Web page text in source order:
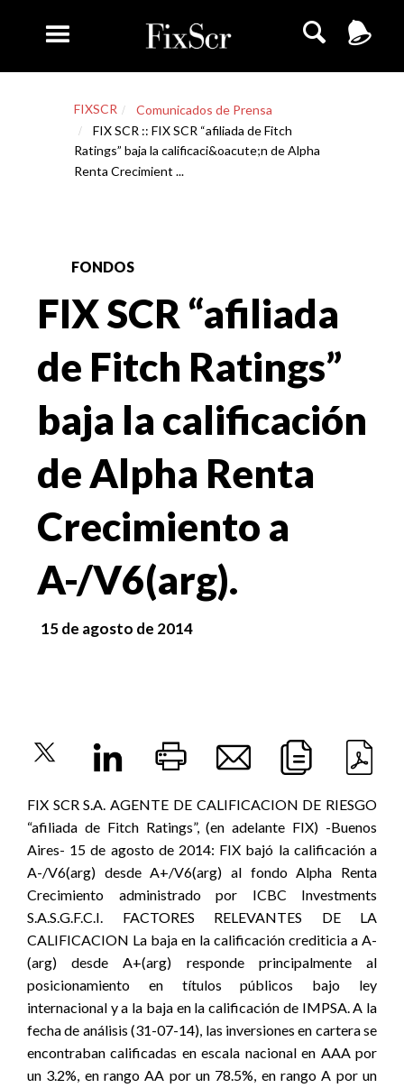
FIXSCR
Comunicados de Prensa
FIX SCR :: FIX SCR “afiliada de Fitch
Ratings” baja la calificaci&oacute;n de Alpha
Renta Crecimient ...
FONDOS
FIX SCR “afiliada
de Fitch Ratings”
baja la calificación
de Alpha Renta
Crecimiento a
A-/V6(arg).
15 de agosto de 2014
FIX SCR S.A. AGENTE DE CALIFICACION DE RIESGO
“afiliada de Fitch Ratings”, (en adelante FIX) -Buenos
Aires- 15 de agosto de 2014: FIX bajó la calificación a
A-/V6(arg) desde A+/V6(arg) al fondo Alpha Renta
Crecimiento administrado por ICBC Investments
S.A.S.G.F.C.I. FACTORES RELEVANTES DE LA
CALIFICACION La baja en la calificación crediticia a A-
(arg) desde A+(arg) responde principalmente al
posicionamiento en títulos públicos bajo ley
internacional y a la baja en la calificación de IMPSA. A la
fecha de análisis (31-07-14), las inversiones en cartera se
encontraban calificadas en escala nacional en AAA por
un 3.2%, en rango AA por un 78.5%, en rango A por un